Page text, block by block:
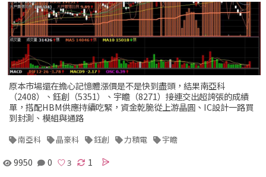
原本市場還在擔心記憶體漲價是不是快到盡頭，結果南亞科
（2408）、鈺創（5351）、宇瞻（8271）接連交出超誇張的成績
單，搭配HBM供應持續吃緊，資金乾脆從上游晶圓、IC設計一路買
到封測、模組與通路
南亞科 晶豪科 鈺創 力積電 宇瞻
9950 0 1